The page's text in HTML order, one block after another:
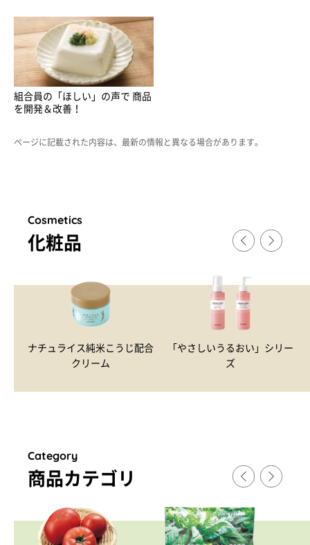
組合員の「ほしい」の声で 商品
を開発＆改善！
ページに記載された内容は、最新の情報と異なる場合があります。
Cosmetics
化粧品
ナチュライス純米こうじ配合
クリーム
「やさしいうるおい」シリー
ズ
Category
商品カテゴリ